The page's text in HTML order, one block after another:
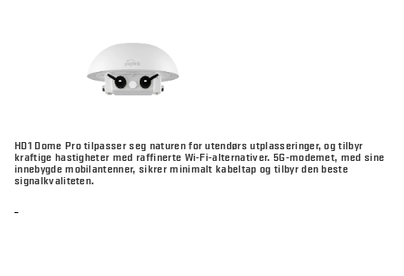
HD1 Dome Pro tilpasser seg naturen for utendørs utplasseringer, og tilbyr
kraftige hastigheter med raffinerte Wi-Fi-alternativer. 5G-modemet, med sine
innebygde mobilantenner, sikrer minimalt kabeltap og tilbyr den beste
signalkvaliteten.